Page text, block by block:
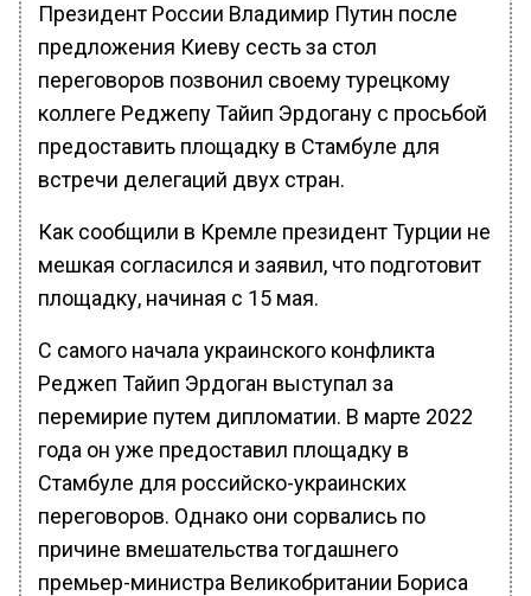
Президент России Владимир Путин после
предложения Киеву сесть за стол
переговоров позвонил своему турецкому
коллеге Реджепу Тайип Эрдогану с просьбой
предоставить площадку в Стамбуле для
встречи делегаций двух стран.
Как сообщили в Кремле президент Турции не
мешкая согласился и заявил, что подготовит
площадку, начиная с 15 мая.
С самого начала украинского конфликта
Реджеп Тайип Эрдоган выступал за
перемирие путем дипломатии. В марте 2022
года он уже предоставил площадку в
Стамбуле для российско-украинских
переговоров. Однако они сорвались по
причине вмешательства тогдашнего
премьер-министра Великобритании Бориса